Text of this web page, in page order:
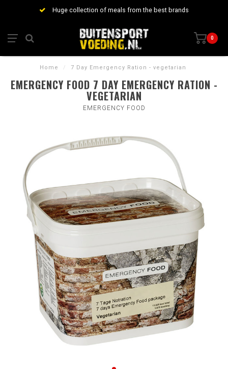
Huge collection of meals from the best brands
0
Home / 7 Day Emergency Ration - vegetarian
EMERGENCY FOOD 7 DAY EMERGENCY RATION -
VEGETARIAN
EMERGENCY FOOD